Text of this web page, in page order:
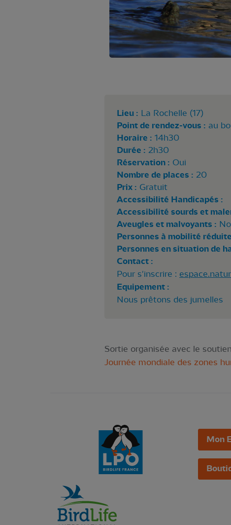
Lieu : La Rochelle (17)
Point de rendez-vous : au
Horaire : 14h30
Durée : 2h30
Réservation : Oui
Nombre de places : 20
Prix : Gratuit
Accessibilité Handicapés :
Accessibilité sourds et
Aveugles et malvoyants :
Personnes à mobilité
Personnes en situation de
Contact :
Pour s'inscrire :
Equipement :
Nous prêtons des jumelles
Sortie organisée avec le
Journée mondiale des zones
Mon